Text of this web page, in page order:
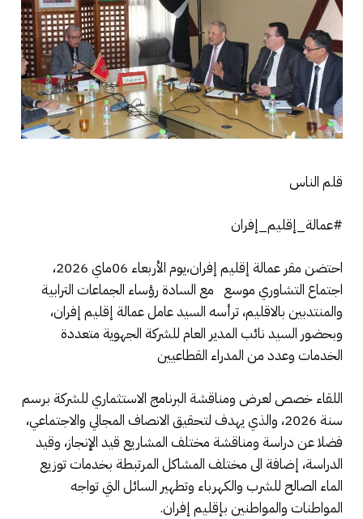
قلم الناس
#عمالة_إقليم_إفران
احتضن مقر عمالة إقليم إفران،يوم الأربعاء 06ماي 2026،
اجتماع التشاوري موسع مع السادة رؤساء الجماعات الترابية
والمنتدبين بالاقليم، ترأسه السيد عامل عمالة إقليم إفران،
وبحضور السيد نائب المدير العام للشركة الجهوية متعددة
الخدمات وعدد من المدراء القطاعيين
اللقاء خصص لعرض ومناقشة البرنامج الاستثماري للشركة برسم
سنة 2026، والذي يهدف لتحقيق الانصاف المجالي والاجتماعي،
فضلا عن دراسة ومناقشة مختلف المشاريع قيد الإنجاز، وقيد
الدراسة، إضافة الى مختلف المشاكل المرتبطة بخدمات توزيع
الماء الصالح للشرب والكهرباء وتطهير السائل التي تواجه
المواطنات والمواطنين بإقليم إفران.